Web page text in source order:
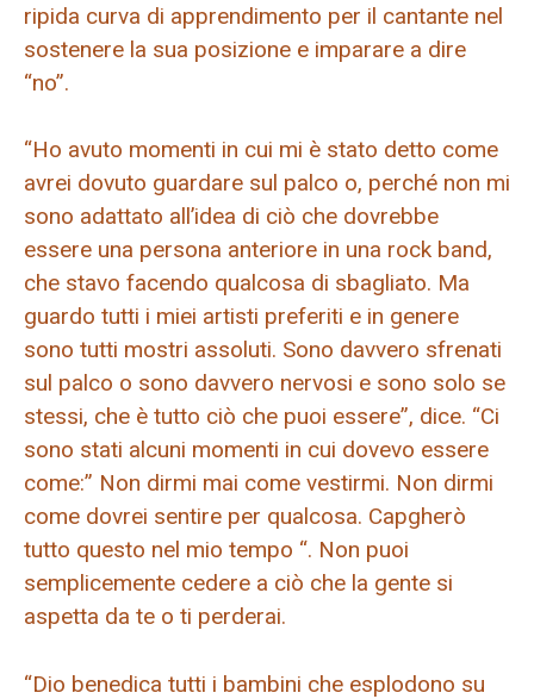
ripida curva di apprendimento per il cantante nel
sostenere la sua posizione e imparare a dire
“no”.
“Ho avuto momenti in cui mi è stato detto come
avrei dovuto guardare sul palco o, perché non mi
sono adattato all’idea di ciò che dovrebbe
essere una persona anteriore in una rock band,
che stavo facendo qualcosa di sbagliato. Ma
guardo tutti i miei artisti preferiti e in genere
sono tutti mostri assoluti. Sono davvero sfrenati
sul palco o sono davvero nervosi e sono solo se
stessi, che è tutto ciò che puoi essere”, dice. “Ci
sono stati alcuni momenti in cui dovevo essere
come:” Non dirmi mai come vestirmi. Non dirmi
come dovrei sentire per qualcosa. Capgherò
tutto questo nel mio tempo “. Non puoi
semplicemente cedere a ciò che la gente si
aspetta da te o ti perderai.
“Dio benedica tutti i bambini che esplodono su